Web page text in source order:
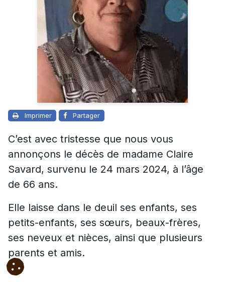
Imprimer Partager
C’est avec tristesse que nous vous
annonçons le décès de madame Claire
Savard, survenu le 24 mars 2024, à l’âge
de 66 ans.
Elle laisse dans le deuil ses enfants, ses
petits-enfants, ses sœurs, beaux-frères,
ses neveux et nièces, ainsi que plusieurs
parents et amis.